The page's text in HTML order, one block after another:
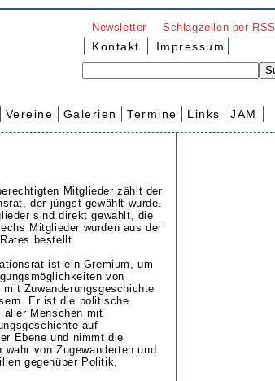
Newsletter Schlagzeilen per RSS
Kontakt Impressum
Vereine Galerien Termine Links JAM
Mitglieder zählt der
der jüngst gewählt wurde.
sind direkt gewählt, die
Mitglieder wurden aus der
bestellt.
ist ein Gremium, um
von
mit Zuwanderungsgeschichte
Er ist die politische
aller Menschen mit
auf
Ebene und nimmt die
wahr von Zugewanderten und
gegenüber Politik,